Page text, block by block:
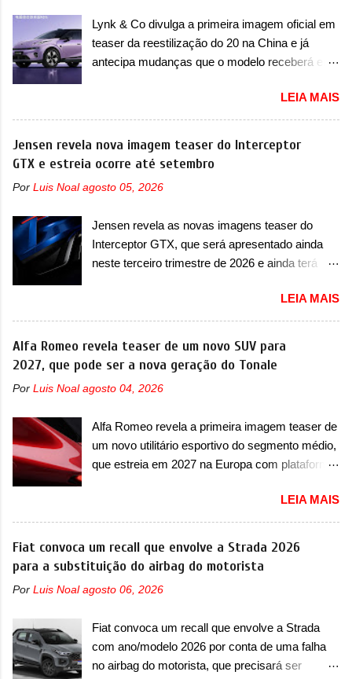
vendas em 1994 foram o Renault R19 que
vinha em 3 versões de carroceria, sendo duas
do hatch e o sedan, a famosa Kia Besta, o Vol...
italiano tem grande parte no desenvolvimento
do Dune. Baseado no Huracán, o Dune nasce
com uma proposta similar ao que a marca
característico da Rezvani. Junto com as
imagens, a marca já confirmou que o Dune será
um carro muito exclusivo. Ao todo, serão
apenas sete unidades produzidas... para todo
equipado com um motor V10 Supercharger
capaz de desenvolver cerca de 800cv que
separou a performance exótica da aventura i...
Lynk & Co divulga a primeira imagem oficial em
teaser da reestilização do 20 na China e já
antecipa mudanças que o modelo receberá em
apresentar na China as primeiras mudanças
para o Z20, um misto de hatch com SUV que é
vendido no mercado chinês desde o
lançamento, em 2024. Agora, o modelo passará
mudará de nome. Vendido na Europa como 02
vendido na China apenas como ‘20’. Junto das
mudanças visuais, a marca confirmou que ele
pode ser um dos primeiros produtos da
Chamado de ’16 em 1’, também chamado de
Thunder, ele apresenta uma melhoria de
eficiência térmica e integra 12 elementos de
hardware. Entre eles, motor elétrico, controlador
de motor, redutor, conversor CC-CC, OBC,
de pré-carga e gateway de domínio de energia.
Há mais quatro recursos de software como
gerenciamento...
LEIA MAIS
Jensen revela nova imagem teaser do Interceptor
GTX e estreia ocorre até setembro
Por Luis Noal agosto 05, 2026
Jensen revela as novas imagens teaser do
Interceptor GTX, que será apresentado ainda
neste terceiro trimestre de 2026 e ainda terá
International Automotive (abreviação de JIA)
apresentou uma nova imagem teaser que
mostra como será o Interceptor GTX, o
esportivo que recolocará a marca no mercado.
O granturismo (GT) apareceu em uma nova
imagem de traseira, onde ele aparece o para-
esportivo será apresentado no terceiro trimestre
de 2026, ou seja, acontecerá entre os meses de
julho e setembro (e já estamos em agosto), ou
o dia 30 de setembro. A marca confirmou que
vai apresentar um "protótipo de pré-produção,
de altíssimo desempenho, exclusivo para
pistas" , que vai antecipar as futuras versões de
rua do esportivo. Ao mesmo tempo, a Jensen
“protótipo aprimorado” que estabelece as bases
para "div...
LEIA MAIS
Alfa Romeo revela teaser de um novo SUV para
2027, que pode ser a nova geração do Tonale
Por Luis Noal agosto 04, 2026
Alfa Romeo revela a primeira imagem teaser de
um novo utilitário esportivo do segmento médio,
que estreia em 2027 na Europa com plataforma
imagem teaser de um novo utilitário esportivo
da marca italiana, previsto para ser lançado em
meados de 2027. O novo modelo não tem
nome ou se é uma nova geração de um modelo
existente, o que poderia acontecer. Sabe-se
apenas que o novo modelo em questão é um
foi confirmado durante a Mesa Redonda
Nacional da Indústria Automotiva, organizada
pelo Ministério dos Negócios e do Made in Italy
LEIA MAIS
Fiat convoca um recall que envolve a Strada 2026
para a substituição do airbag do motorista
Por Luis Noal agosto 06, 2026
Fiat convoca um recall que envolve a Strada
com ano/modelo 2026 por conta de uma falha
no airbag do motorista, que precisará ser